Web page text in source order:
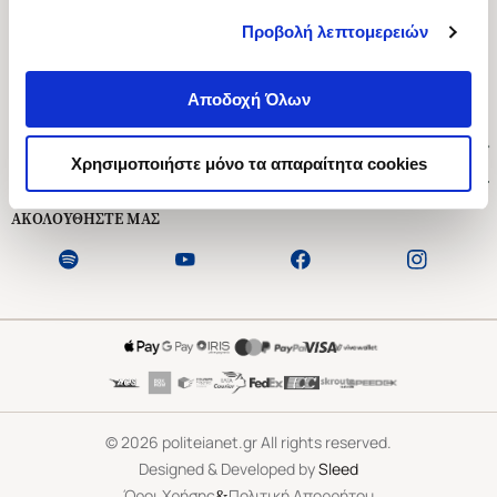
Προβολή λεπτομερειών
Αποδοχή Όλων
Χρησιμοποιήστε μόνο τα απαραίτητα cookies
Ασκληπιού 1-3, Αθήνα 106 79
Δευτέρα - Παρασκευή 09:00-21:00
Εξυπηρέτηση Πελατών
ΑΚΟΛΟΥΘΗΣΤΕ ΜΑΣ
©2026 politeianet.gr All rights reserved.
Designed & Developed bySleed